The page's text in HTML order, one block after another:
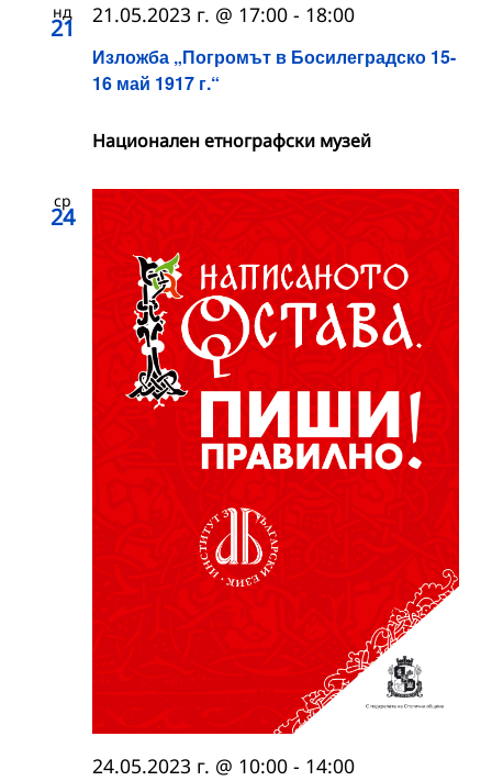
нд
21
Изложба „Погромът в Босилеградско 15-
16 май 1917 г.“
21.05.2023 г. @ 17:00 - 18:00
Национален етнографски музей
ср
24
24.05.2023 г. @ 10:00 - 14:00